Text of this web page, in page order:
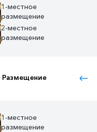
1-местное
размещение
2-местное
размещение
Размещение
1-местное
размещение